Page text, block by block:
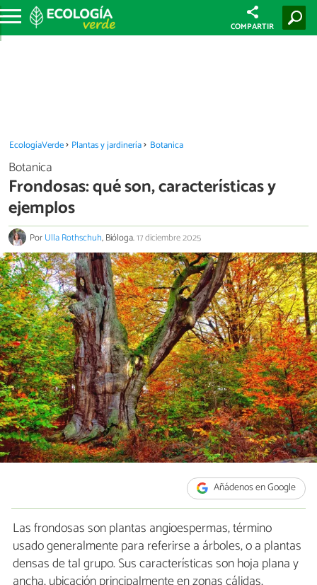
COMPARTIR
EcologíaVerde Plantas y jardinería Botanica
Botanica
Frondosas: qué son, características y
ejemplos
PorUlla Rothschuh, Bióloga.17 diciembre 2025
Añádenos en Google
Las frondosas son plantas angioespermas, término
usado generalmente para referirse a árboles, o a plantas
densas de tal grupo. Sus características son hoja plana y